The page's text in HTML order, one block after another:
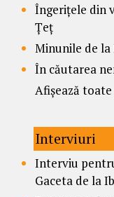
Îngerițele din
Țeț
Minunile de la
În căutarea
Afișează
Interviuri
Interviu
Gaceta de la